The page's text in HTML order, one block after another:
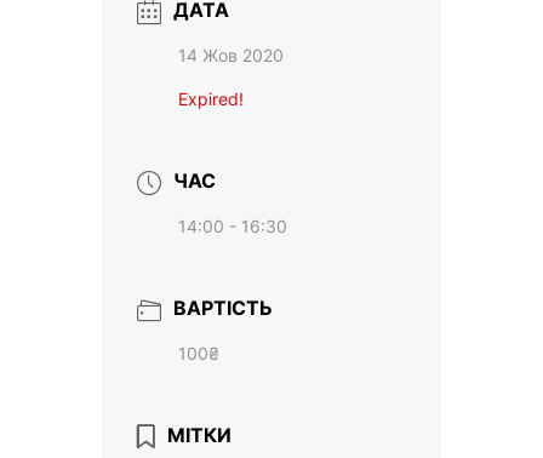
ДАТА
14 Жов 2020
Expired!
ЧАС
14:00 - 16:30
ВАРТІСТЬ
100₴
МІТКИ